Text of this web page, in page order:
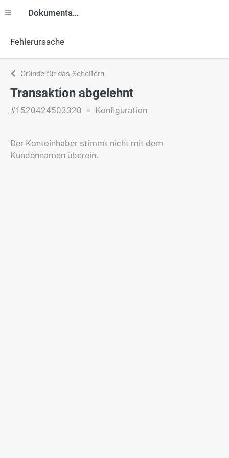
Dokumentation
Fehlerursache
Gründe für das Scheitern
Transaktion abgelehnt
#1520424503320 Konfiguration
Der Kontoinhaber stimmt nicht mit dem
Kundennamen überein.